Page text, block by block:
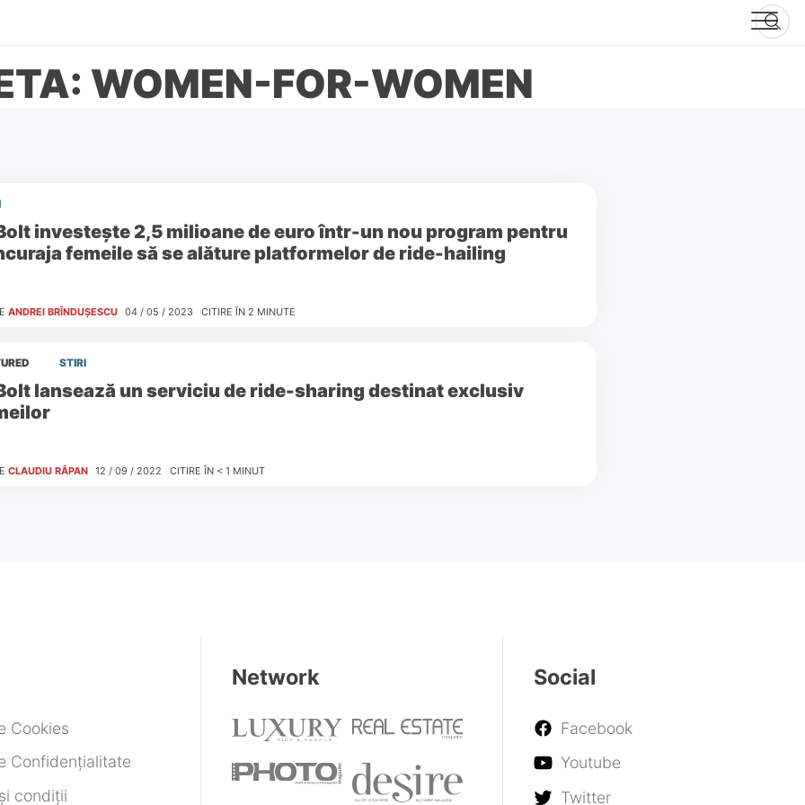
WOMEN-FOR-WOMEN
investește 2,5 milioane de euro într-un nou program pentru
femeile să se alăture platformelor de ride-hailing
ANDREI BRÎNDUȘESCU 04 / 05 / 2023 CITIRE ÎN 2 MINUTE
STIRI
lansează un serviciu de ride-sharing destinat exclusiv
CLAUDIU RÂPAN 12 / 09 / 2022 CITIRE ÎN < 1 MINUT
Cookies
Confidențialitate
condiții
Network Social
Facebook
Youtube
Twitter